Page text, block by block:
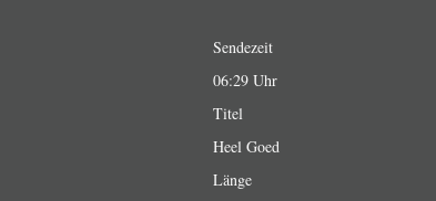
Sendezeit
06:29 Uhr
Titel
Heel Goed
Länge